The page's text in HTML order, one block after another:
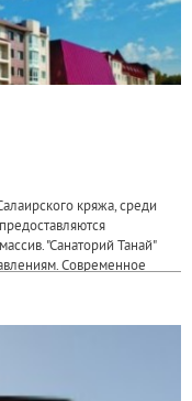
кряжа, среди
"Санаторий Танай"
Современное